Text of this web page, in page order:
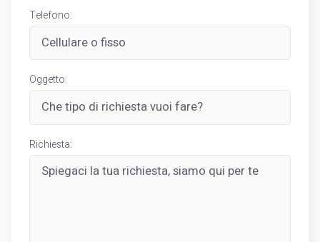
Telefono:
Oggetto:
Richiesta: